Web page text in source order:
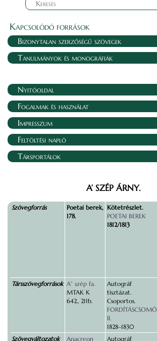
Kapcsolódó források
Bizonytalan szerzőségű szövegek
Tanulmányok és monográfiák
Nyitóoldal
Fogalmak és használat
Impresszum
Feltöltési napló
Társportálok
A’ SZÉP ÁRNY.
Szövegforrás
Poetai berek,
178.
Kötetrészlet.
POETAI BEREK
1812/1813
Társszövegforrások Aʼ szép fa.
MTAK K
642., 211b.
Autográf
tisztázat.
Csoportos.
FORDÍTÁSCSOMÓ
II.
1828–1830
Szövegváltozatok
Anacreon Autográf